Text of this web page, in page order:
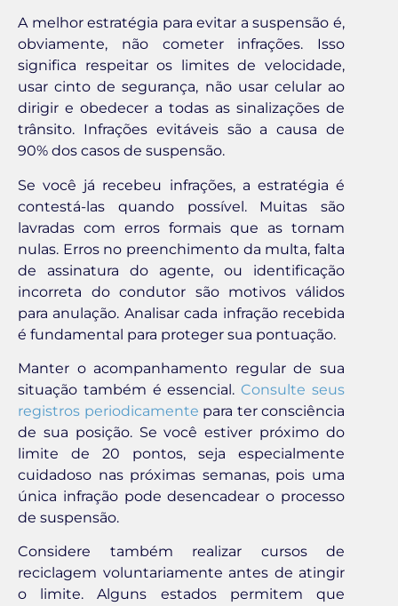
A melhor estratégia para evitar a suspensão é,
obviamente, não cometer infrações. Isso
significa respeitar os limites de velocidade,
usar cinto de segurança, não usar celular ao
dirigir e obedecer a todas as sinalizações de
trânsito. Infrações evitáveis são a causa de
90% dos casos de suspensão.
Se você já recebeu infrações, a estratégia é
contestá-las quando possível. Muitas são
lavradas com erros formais que as tornam
nulas. Erros no preenchimento da multa, falta
de assinatura do agente, ou identificação
incorreta do condutor são motivos válidos
para anulação. Analisar cada infração recebida
é fundamental para proteger sua pontuação.
Manter o acompanhamento regular de sua
situação também é essencial.Consulte seus
registros periodicamente para ter consciência
de sua posição. Se você estiver próximo do
limite de 20 pontos, seja especialmente
cuidadoso nas próximas semanas, pois uma
única infração pode desencadear o processo
de suspensão.
Considere também realizar cursos de
reciclagem voluntariamente antes de atingir
o limite. Alguns estados permitem que